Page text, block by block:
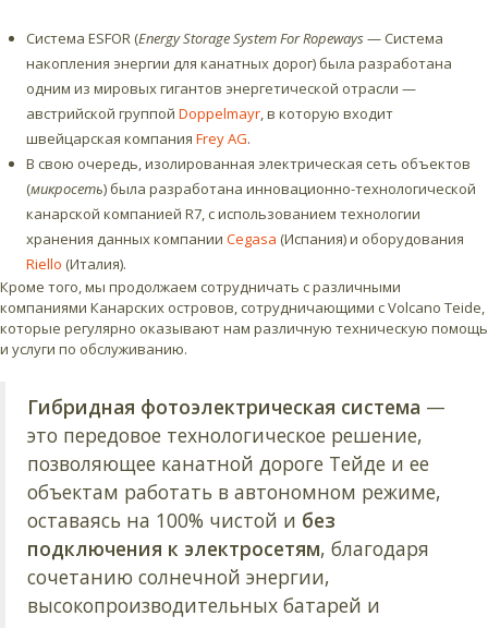
Система ESFOR (Energy Storage System For Ropeways— Система
накопления энергии для канатных дорог) была разработана
одним из мировых гигантов энергетической отрасли —
австрийской группой Doppelmayr , в которую входит
швейцарская компания Frey AG.
В свою очередь, изолированная электрическая сеть объектов
(микросеть) была разработана инновационно-технологической
канарской компанией R7, с использованием технологии
хранения данных компании Cegasa (Испания) и оборудования
Riello (Италия).
Кроме того, мы продолжаем сотрудничать с различными
компаниями Канарских островов, сотрудничающими с Volcano Teide,
которые регулярно оказывают нам различную техническую помощь
и услуги по обслуживанию.
Гибридная фотоэлектрическая система —
это передовое технологическое решение,
позволяющее канатной дороге Тейде и ее
объектам работать в автономном режиме,
оставаясь на 100% чистой и без
подключения к электросетям, благодаря
сочетанию солнечной энергии,
высокопроизводительных батарей и